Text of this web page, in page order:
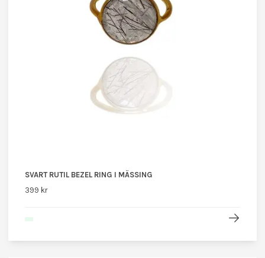
SVART RUTIL BEZEL RING I MÄSSING
399 kr